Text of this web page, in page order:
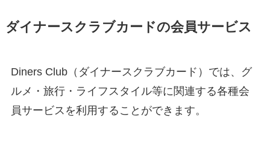
ダイナースクラブカードの会員サービス
Diners Club（ダイナースクラブカード）では、グ
ルメ・旅行・ライフスタイル等に関連する各種会
員サービスを利用することができます。